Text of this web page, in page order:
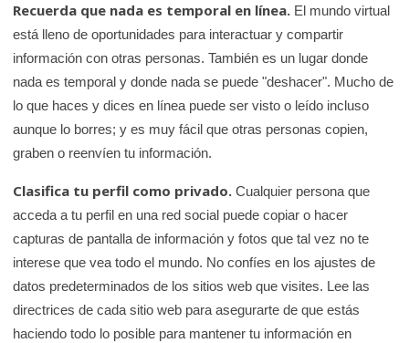
i
d
s
H
l
t
h
Recuerda que nada es temporal en línea. El mundo virtual
está lleno de oportunidades para interactuar y compartir
información con otras personas. También es un lugar donde
nada es temporal y donde nada se puede "deshacer". Mucho de
lo que haces y dices en línea puede ser visto o leído incluso
aunque lo borres; y es muy fácil que otras personas copien,
graben o reenvíen tu información.
Clasifica tu perfil como privado. Cualquier persona que
acceda a tu perfil en una red social puede copiar o hacer
capturas de pantalla de información y fotos que tal vez no te
interese que vea todo el mundo. No confíes en los ajustes de
datos predeterminados de los sitios web que visites. Lee las
directrices de cada sitio web para asegurarte de que estás
haciendo todo lo posible para mantener tu información en